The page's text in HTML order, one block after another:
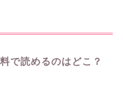
で読めるのはどこ？